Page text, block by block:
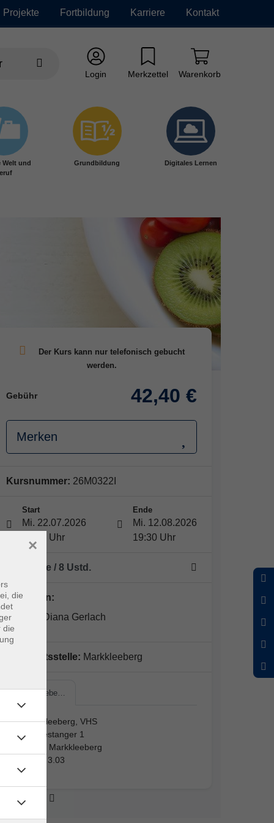
Projekte Fortbildung Karriere Kontakt
Login Merkzettel Warenkorb
Welt und
Grundbildung Digitales Lernen
Gebühr 42,40 €
Merken
Kursnummer: 26M0322I
Start
Mi. 22.07.2026
18:00 Uhr
Ende
Mi. 12.08.2026
19:30 Uhr
4 Termine / 8 Ustd.
Dozent*in:
Claudia Diana Gerlach
Geschäftsstelle: Markkleeberg
Markkleebe…
Markkleeberg, VHS
Am Festanger 1
04416 Markkleeberg
Raum 3.03
die
die
×